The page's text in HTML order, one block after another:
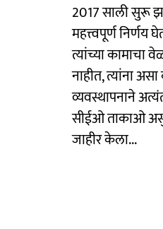
2017 साली सुरू
महत्त्वपूर्ण
त्यांच्या कामाचा
नाहीत, त्यांना
व्यवस्थापनाने
सीईओ ताकाओ
जाहीर केला...